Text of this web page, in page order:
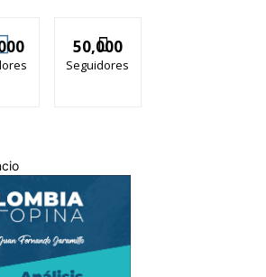
50,000
Seguidores